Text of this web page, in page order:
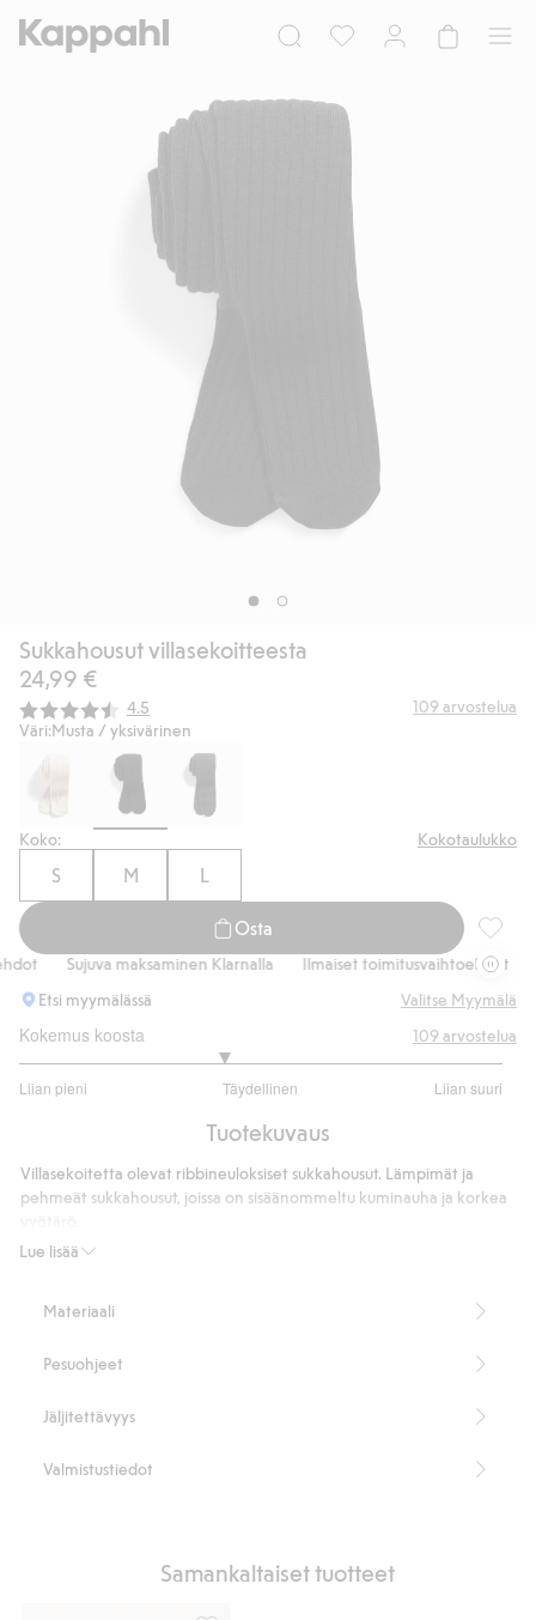
Sukkahousut villasekoitteesta
24,99 €
Keskimääräinen luokitus:
4.5 109 arvostelua
Väri:Musta / yksivärinen
Koko: Kokotaulukko
S M L
Osta
Sujuva maksaminen Klarnalla Ilmaiset toimitusvaihtoehdot
Etsi myymälässä
Valitse Myymälä
Kokemus koosta
Liian pieni Täydellinen Liian suuri
/
ääneen
109 arvostelua
Tuotekuvaus
Lue lisää
Villasekoitetta olevat ribbineuloksiset sukkahousut. Lämpimät ja
pehmeät sukkahousut, joissa on sisäänommeltu kuminauha ja korkea
Haarakiila
Materiaali
Pesuohjeet
Jäljitettävyys
Valmistustiedot
Samankaltaiset tuotteet